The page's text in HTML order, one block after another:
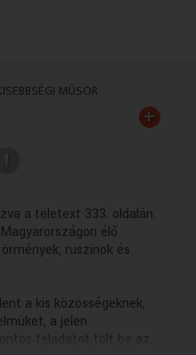
MŰSOR
+
a teletext 333. oldalán.
élő
ruszinok és
a kis közösségeknek,
a jelen
feladatot tölt be az